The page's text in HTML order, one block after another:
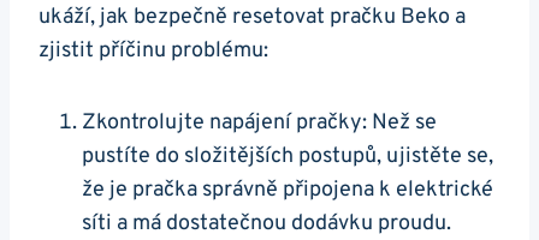
ukáží, jak bezpečně resetovat pračku⁢ Beko a
zjistit příčinu problému:
Zkontrolujte napájení pračky: Než se
pustíte‍ do⁤ složitějších postupů, ujistěte se, ​
že je pračka správně připojena k elektrické ​
síti a má dostatečnou ⁣dodávku proudu.